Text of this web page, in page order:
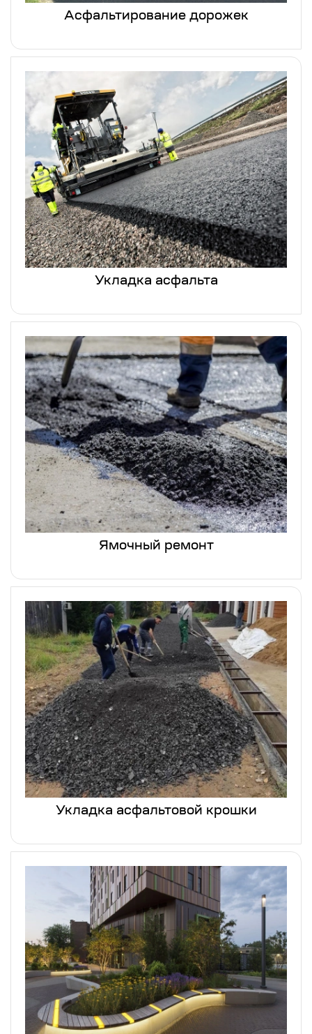
Асфальтирование дорожек
Укладка асфальта
Ямочный ремонт
Укладка асфальтовой крошки